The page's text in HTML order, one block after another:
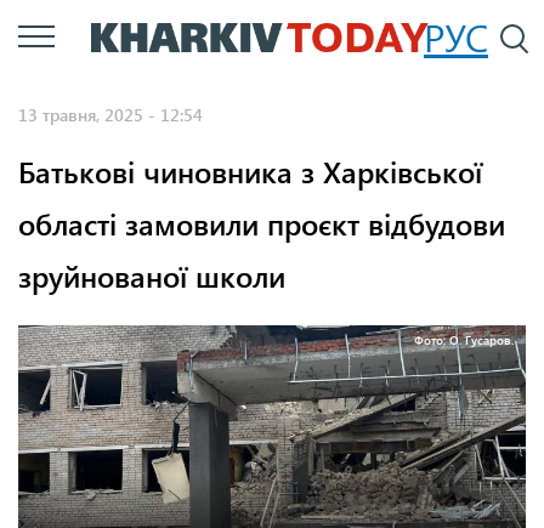
Перейти
до
РУС
13 травня, 2025 - 12:54
Батькові чиновника з Харківської
області замовили проєкт відбудови
зруйнованої школи
Фото: О. Гусаров.